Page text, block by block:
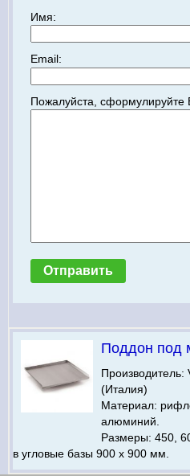
Имя:
Email:
Пожалуйста,
Поддон под
Производитель:
(Италия)
Материал:
алюминий.
Размеры: 450,
в угловые базы 900 х 900 мм.